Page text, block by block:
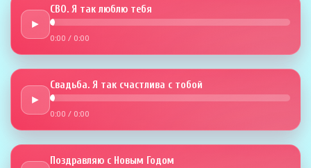
►
СВО. Я так люблю тебя
0:00 / 0:00
►
Свадьба. Я так счастлива с тобой
0:00 / 0:00
Поздравляю с Новым Годом